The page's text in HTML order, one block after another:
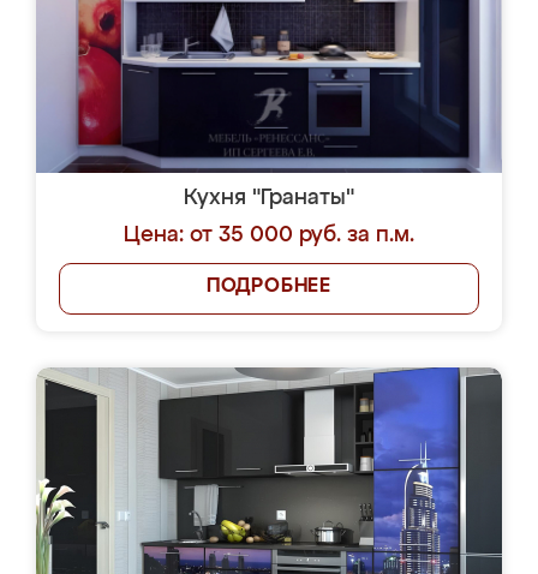
Кухня "Гранаты"
Цена: от 35 000 руб. за п.м.
ПОДРОБНЕЕ